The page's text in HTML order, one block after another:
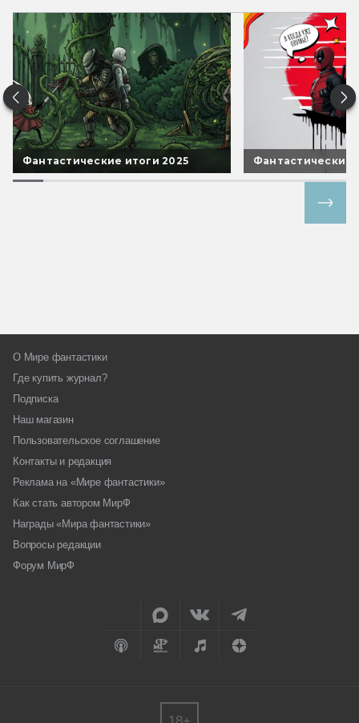
Фантастические итоги 2025 Фантастические
О Мире фантастики
Где купить журнал?
Подписка
Наш магазин
Пользовательское соглашение
Контакты и редакция
Реклама на «Мире фантастики»
Как стать автором МирФ
Награды «Мира фантастики»
Вопросы редакции
Форум МирФ